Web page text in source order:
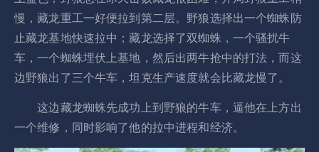
慢，藏龙重工一好便拉到第二层。野狼选择出一个蜘蛛防
止藏龙基地快速拉中；藏龙选择了双蜘蛛，一个骚扰牛
车，一个蜘蛛埋伏上基地，然后出两牛抢中的打法，而这
边野狼出了三个牛车，坦克生产速度就会比藏龙慢了。
这边藏龙蜘蛛先成功上到野狼的牛车，逼他在上方出
一个维修，同时影响了他的拉中进程和经济。